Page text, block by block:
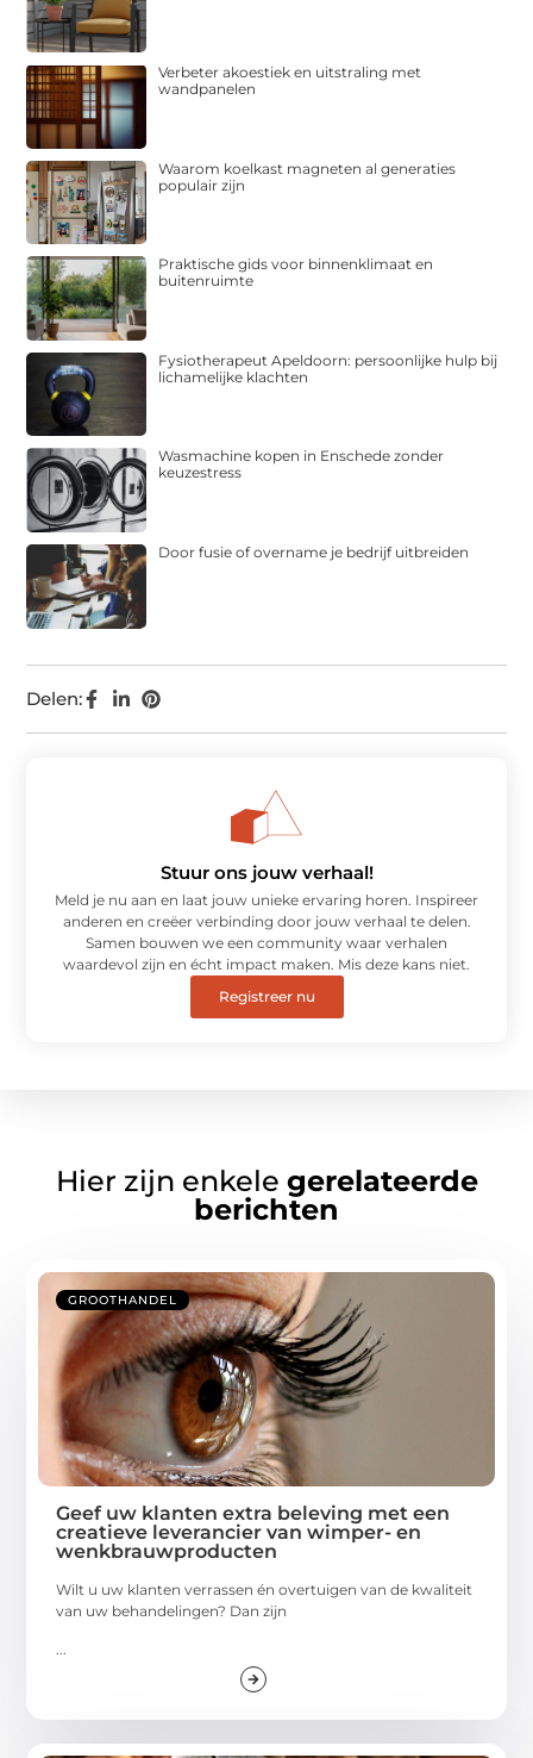
Delen:
Verbeter akoestiek en uitstraling met
wandpanelen
Waarom koelkast magneten al generaties
populair zijn
Praktische gids voor binnenklimaat en
buitenruimte
Fysiotherapeut Apeldoorn: persoonlijke hulp bij
lichamelijke klachten
Wasmachine kopen in Enschede zonder
keuzestress
Door fusie of overname je bedrijf uitbreiden
Stuur ons jouw verhaal!
Meld je nu aan en laat jouw unieke ervaring horen. Inspireer
anderen en creëer verbinding door jouw verhaal te delen.
Samen bouwen we een community waar verhalen
waardevol zijn en écht impact maken. Mis deze kans niet.
Registreer nu
Hier zijn enkele gerelateerde
berichten
GROOTHANDEL
Geef uw klanten extra beleving met een
creatieve leverancier van wimper- en
wenkbrauwproducten
Wilt u uw klanten verrassen én overtuigen van de kwaliteit
van uw behandelingen? Dan zijn
...